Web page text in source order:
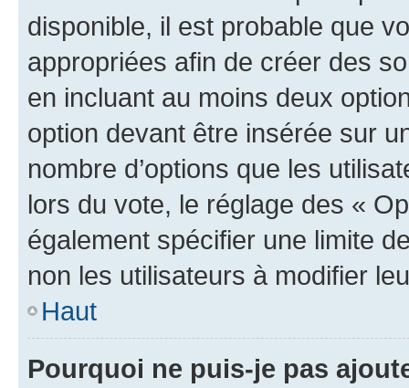
disponible, il est probable que
appropriées afin de créer des
en incluant au moins deux
option devant être insérée sur
nombre d’options que les
lors du vote, le réglage des «
également spécifier une limite
non les utilisateurs à modifier
Haut
Pourquoi ne puis-je pas